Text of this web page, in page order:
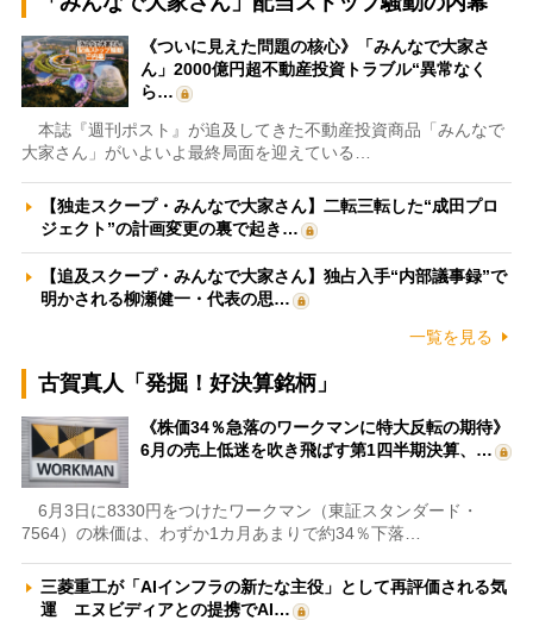
《ついに見えた問題の核心》「みんなで大家さ
ん」2000億円超不動産投資トラブル“異常なく
ら…
本誌『週刊ポスト』が追及してきた不動産投資商品「みんなで
大家さん」がいよいよ最終局面を迎えている…
【独走スクープ・みんなで大家さん】二転三転した“成田プロ
ジェクト”の計画変更の裏で起き…
【追及スクープ・みんなで大家さん】独占入手“内部議事録”で
明かされる柳瀬健一・代表の思…
一覧を見る
古賀真人「発掘！好決算銘柄」
《株価34％急落のワークマンに特大反転の期待》
6月の売上低迷を吹き飛ばす第1四半期決算、…
6月3日に8330円をつけたワークマン（東証スタンダード・
7564）の株価は、わずか1カ月あまりで約34％下落…
三菱重工が「AIインフラの新たな主役」として再評価される気
運 エヌビディアとの提携でAI…